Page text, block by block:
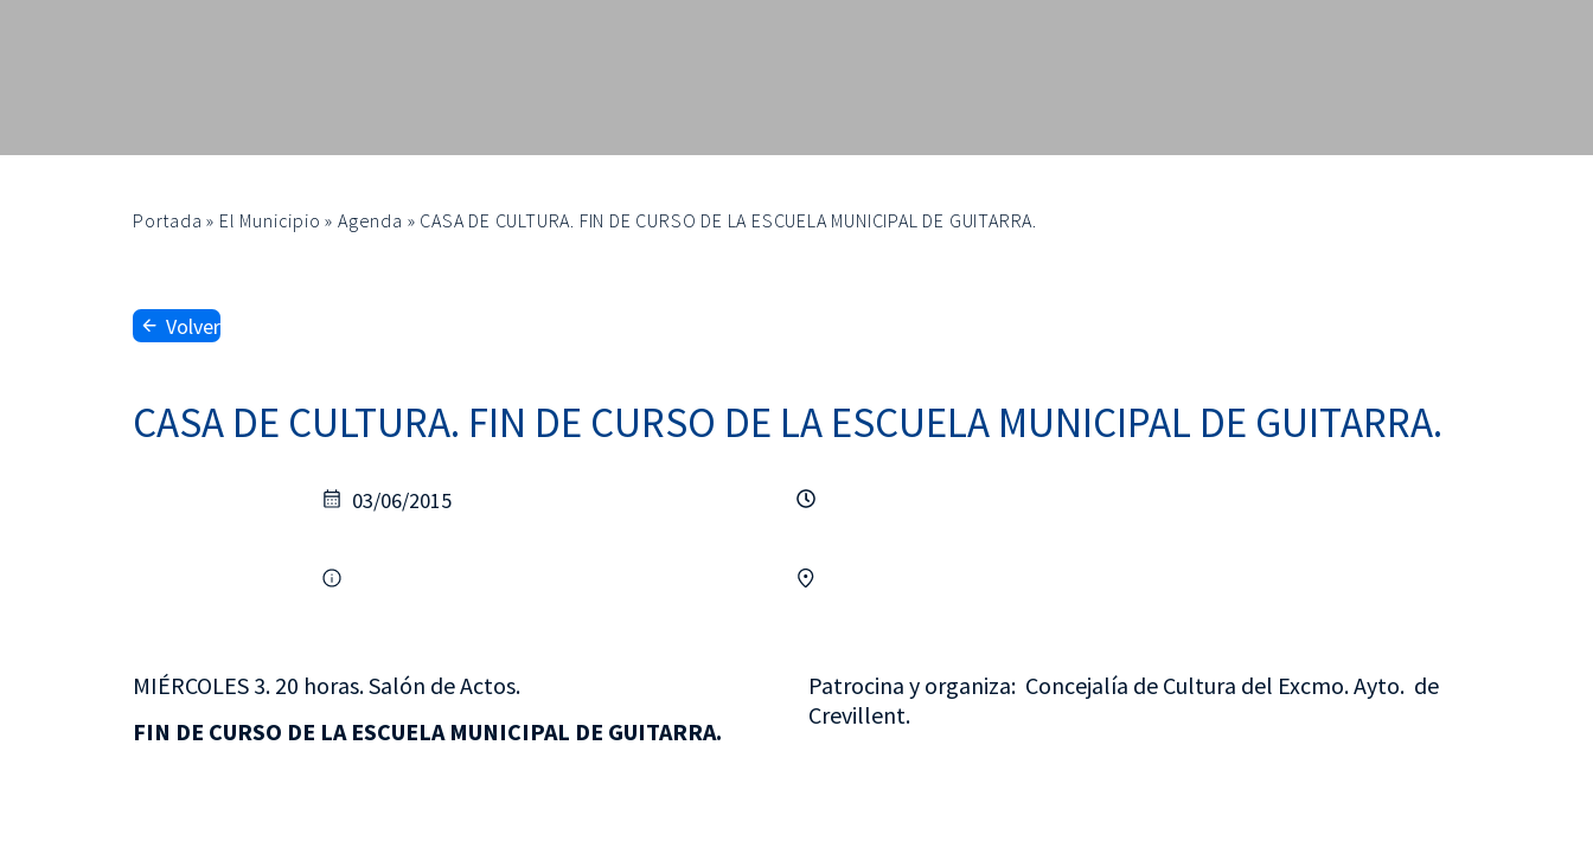
Portada » El Municipio »Agenda » CASA DE CULTURA. FIN DE CURSO DE LA ESCUELA MUNICIPAL DE GUITARRA.
Volver
CASA DE CULTURA. FIN DE CURSO DE LA ESCUELA MUNICIPAL DE GUITARRA.
03/06/2015
MIÉRCOLES 3. 20 horas. Salón de Actos.
FIN DE CURSO DE LA ESCUELA MUNICIPAL DE GUITARRA.
Patrocina y organiza: Concejalía de Cultura del Excmo. Ayto. de
Crevillent.